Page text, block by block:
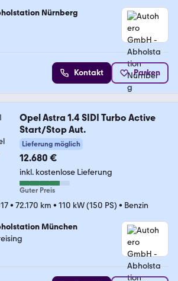
Nürnberg
Kontakt Parken
Opel Astra 1.4 SIDI Turbo Active
Start/Stop Aut.
Lieferung möglich
12.680 €
inkl. kostenlose Lieferung
Guter Preis
• 72.170 km • 110 kW (150 PS) • Benzin
München